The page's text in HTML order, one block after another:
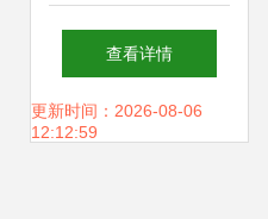
界——外贸礼品设
计与生产一站式解
查看详情
更新时间：2026-08-06
12:12:59